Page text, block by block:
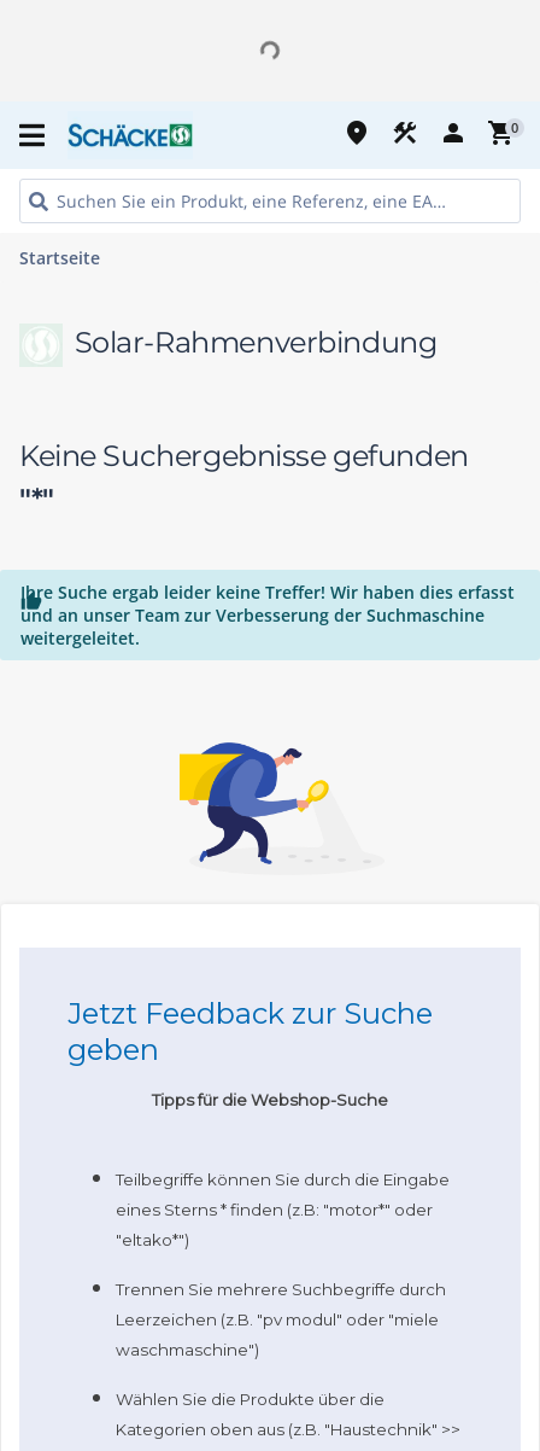
place construction person shopping_cart0
Startseite
Solar-Rahmenverbindung
Keine Suchergebnisse gefunden
"*"

Ihre Suche ergab leider keine Treffer! Wir haben dies erfasst
und an unser Team zur Verbesserung der Suchmaschine
weitergeleitet.